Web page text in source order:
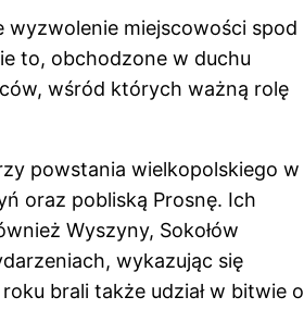
wyzwolenie miejscowości spod
to, obchodzone w duchu
wśród których ważną rolę
powstania wielkopolskiego w
oraz pobliską Prosnę. Ich
Wyszyny, Sokołów
wykazując się
brali także udział w bitwie o